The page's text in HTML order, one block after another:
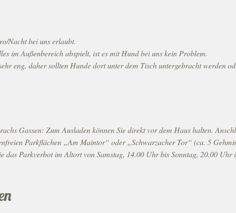
Nacht bei uns erlaubt.
im Außenbereich abspielt, ist es mit Hund bei uns kein Problem.
eng, daher sollten Hunde dort unter dem Tisch untergebracht werden
Gassen: Zum Ausladen können Sie direkt vor dem Haus halten.
Parkflächen „Am Maintor“ oder „Schwarzacher Tor“ (ca. 5
das Parkverbot im Altort von Samstag, 14.00 Uhr bis Sonntag, 20.00